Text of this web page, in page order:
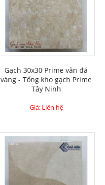
Gạch 30x30 Prime vân đá
vàng - Tổng kho gạch Prime
Tây Ninh
Giá: Liên hệ